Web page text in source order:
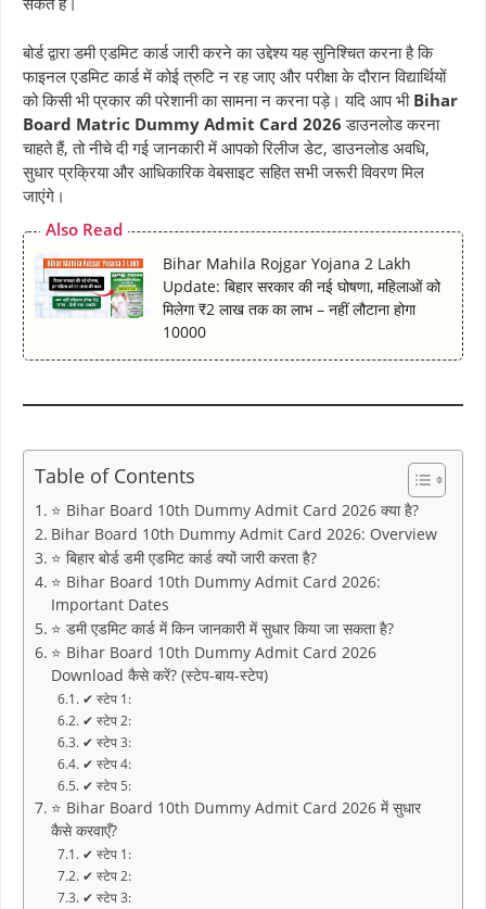
k
p
p
m
s
t
k
बोर्ड द्वारा डमी एडमिट कार्ड जारी करने का उद्देश्य यह सुनिश्चित करना है कि
फाइनल एडमिट कार्ड में कोई त्रुटि न रह जाए और परीक्षा के दौरान विद्यार्थियों
को किसी भी प्रकार की परेशानी का सामना न करना पड़े। यदि आप भी Bihar
Board Matric Dummy Admit Card 2026 डाउनलोड करना
चाहते हैं, तो नीचे दी गई जानकारी में आपको रिलीज डेट, डाउनलोड अवधि,
सुधार प्रक्रिया और आधिकारिक वेबसाइट सहित सभी जरूरी विवरण मिल
जाएंगे।
Also Read
Bihar Mahila Rojgar Yojana 2 Lakh
Update: बिहार सरकार की नई घोषणा, महिलाओं को
मिलेगा ₹2 लाख तक का लाभ – नहीं लौटाना होगा
10000
Table of Contents
⭐ Bihar Board 10th Dummy Admit Card 2026 क्या है?
Bihar Board 10th Dummy Admit Card 2026: Overview
⭐ बिहार बोर्ड डमी एडमिट कार्ड क्यों जारी करता है?
⭐ Bihar Board 10th Dummy Admit Card 2026:
Important Dates
⭐ डमी एडमिट कार्ड में किन जानकारी में सुधार किया जा सकता है?
⭐ Bihar Board 10th Dummy Admit Card 2026
Download कैसे करें? (स्टेप-बाय-स्टेप)
✔ स्टेप 1:
✔ स्टेप 2:
✔ स्टेप 3:
✔ स्टेप 4:
✔ स्टेप 5:
⭐ Bihar Board 10th Dummy Admit Card 2026 में सुधार
कैसे करवाएँ?
✔ स्टेप 1:
✔ स्टेप 2:
✔ स्टेप 3: